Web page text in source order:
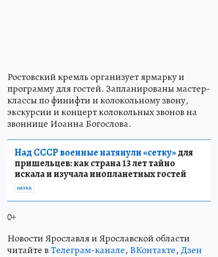
Ростовский кремль организует ярмарку и
программу для гостей. Запланированы мастер-
классы по финифти и колокольному звону,
экскурсии и концерт колокольных звонов на
звоннице Иоанна Богослова.
Над СССР военные натянули «сетку»для
пришельцев: как страна 13 лет тайно
искала и изучала инопланетных гостей
НАУКА
0+
Новости Ярославля и Ярославской области
читайте вТелеграм-канале, ВКонтакте, Дзен